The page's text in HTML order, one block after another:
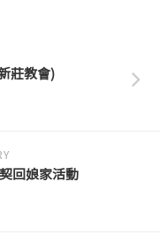
莊教會)
回娘家活動